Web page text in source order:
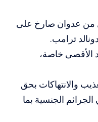
من عدوان صارخ على
ترامب.
الأقصى خاصة،
والانتهاكات بحق
الجنسية بما